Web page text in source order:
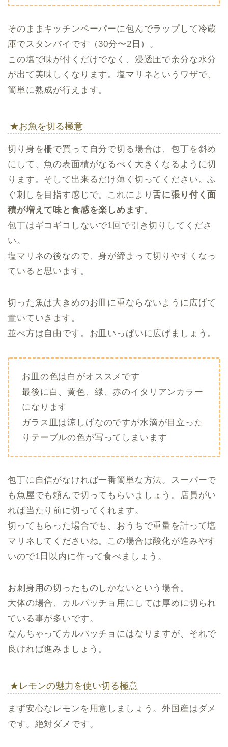
そのままキッチンペーパーに包んでラップして冷蔵
庫でスタンバイです（30分〜2日）。
この塩で味が付くだけでなく、浸透圧で余分な水分
が出て美味しくなります。塩マリネというワザで、
簡単に熟成が行えます。
★お魚を切る極意
切り身を柵で買って自分で切る場合は、包丁を斜め
にして、魚の表面積がなるべく大きくなるように切
ります。そして出来るだけ薄く切ってください。ふ
ぐ刺しを目指す感じで。これにより舌に張り付く面
積が増えて味と食感を楽しめます。
包丁はギコギコしないで1回で引き切りしてくださ
い。
塩マリネの後なので、身が締まって切りやすくなっ
ていると思います。
切った魚は大きめのお皿に重ならないように広げて
置いていきます。
並べ方は自由です。お皿いっぱいに広げましょう。
お皿の色は白がオススメです
最後に白、黄色、緑、赤のイタリアンカラー
になります
ガラス皿は涼しげなのですが水滴が目立った
りテーブルの色が写ってしまいます
包丁に自信がなければ一番簡単な方法。スーパーで
も魚屋でも頼んで切ってもらいましょう。店員がい
れば当たり前に切ってくれます。
切ってもらった場合でも、おうちで重量を計って塩
マリネしてくださいね。この場合は酸化が進みやす
いので1日以内に作って食べましょう。
お刺身用の切ったものしかないという場合。
大体の場合、カルパッチョ用にしては厚めに切られ
ている事が多いです。
なんちゃってカルパッチョにはなりますが、それで
良ければ進みましょう。
★レモンの魅力を使い切る極意
まず安心なレモンを用意しましょう。外国産はダメ
です。絶対ダメです。